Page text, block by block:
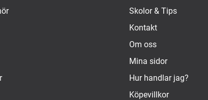
Skolor & Tips
Kontakt
Om oss
Mina sidor
Hur handlar jag?
Köpevillkor